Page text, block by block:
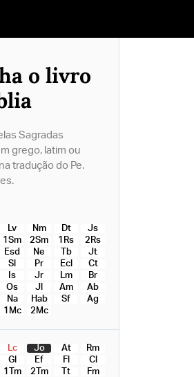
o livro
Sagradas
grego, latim ou
tradução do Pe.
Lv Nm Dt
Js
1Sm 2Sm 1Rs
2Rs
Esd Ne Tb
Jt
Sl Pr Ecl
Ct
Is Jr Lm
Br
Os Jl Am
Ab
Na Hab Sf
Ag
1Mc 2Mc
Lc Jo At
Rm
Gl Ef Fl
Cl
1Tm 2Tm Tt
Fm